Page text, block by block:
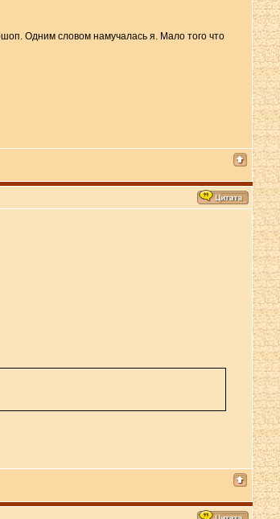
Одним словом намучалась я. Мало того что